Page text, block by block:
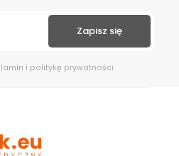
i politykę prywatności